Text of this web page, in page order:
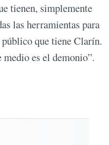
tienen, simplemente
las herramientas para
que tiene Clarín.
medio es el demonio”.